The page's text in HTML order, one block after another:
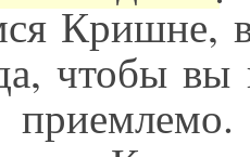
Кришне,
чтобы вы